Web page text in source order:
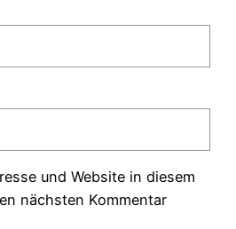
und Website in diesem
nächsten Kommentar